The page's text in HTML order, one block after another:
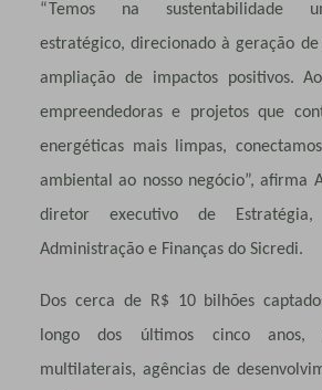
“Temos na sustentabilidade
estratégico, direcionado à geração
ampliação de impactos positivos.
empreendedoras e projetos que
energéticas mais limpas,
ambiental ao nosso negócio”, afirma
diretor executivo de Estratégia,
Administração e Finanças do Sicredi.
Dos cerca de R$ 10 bilhões
longo dos últimos cinco anos,
multilaterais, agências de